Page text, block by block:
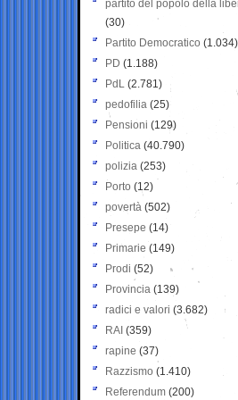
partito del popolo della
(30)
Partito Democratico (1.034)
PD (1.188)
PdL (2.781)
pedofilia (25)
Pensioni (129)
Politica (40.790)
polizia (253)
Porto (12)
povertà (502)
Presepe (14)
Primarie (149)
Prodi (52)
Provincia (139)
radici e valori (3.682)
RAI (359)
rapine (37)
Razzismo (1.410)
Referendum (200)